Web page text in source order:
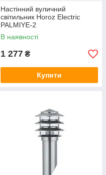
Настінний вуличний
світильник Horoz Electric
PALMIYE-2
В наявності
1 277 ₴
Купити